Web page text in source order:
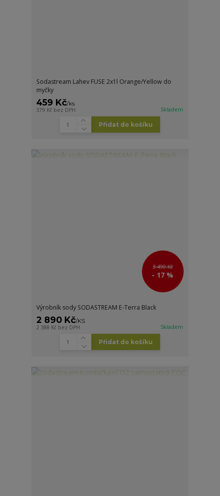
Sodastream Lahev FUSE 2x1l Orange/Yellow do
myčky
459 Kč/ks
379 Kč bez DPH Skladem
Přidat do košíku
3 490 Kč
- 17 %
Výrobník sody SODASTREAM E-Terra Black
2 890 Kč/KS
2 388 Kč bez DPH Skladem
Přidat do košíku